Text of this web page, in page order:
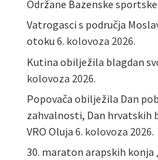
Održane Bazenske
Vatrogasci s područja
otoku 6. kolovoza 2026.
Kutina obilježila blagdan
kolovoza 2026.
Popovača obilježila Dan
zahvalnosti, Dan hrvatskih
VRO Oluja 6. kolovoza 2026.
30. maraton arapskih konja